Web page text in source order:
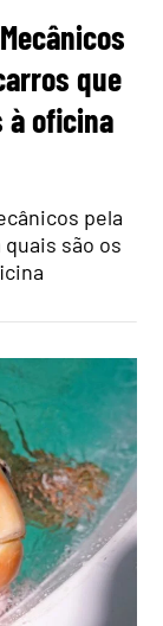
que
à oficina
pela
são os